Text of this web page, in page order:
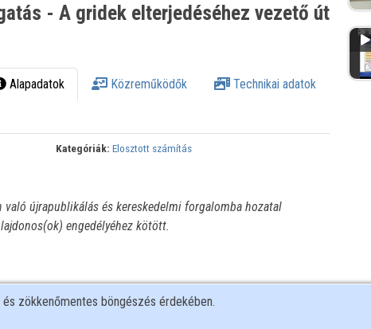
- A gridek elterjedéséhez vezető út
Alapadatok Közreműködők Technikai adatok
Kategóriák: Elosztott számítás
újrapublikálás és kereskedelmi forgalomba hozatal
engedélyéhez kötött.
zökkenőmentes böngészés érdekében.